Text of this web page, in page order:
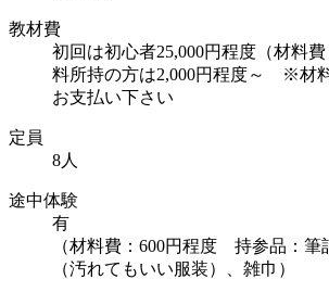
教材費
初回は初心者25,000円程度（材料
料所持の方は2,000円程度～ ※材
お支払い下さい
定員
8人
途中体験
有
（材料費：600円程度 持参品：筆
（汚れてもいい服装）、雑巾）